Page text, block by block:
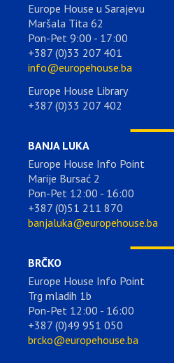
Europe House u Sarajevu
Maršala Tita 62
Pon-Pet 9:00 - 17:00
+387 (0)33 207 401
info@europehouse.ba
Europe House Library
+387 (0)33 207 402
BANJA LUKA
Europe House Info Point
Marije Bursać 2
Pon-Pet 12:00 - 16:00
+387 (0)51 211 870
banjaluka@europehouse.ba
BRČKO
Europe House Info Point
Trg mladih 1b
Pon-Pet 12:00 - 16:00
+387 (0)49 951 050
brcko@europehouse.ba